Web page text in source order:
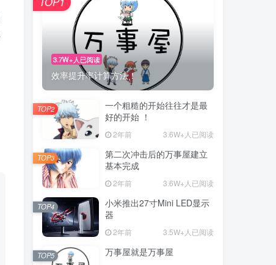
3.7W+人已阅读
效率提升率计算方法！
一个粗糙的开始往往才是最
好的开始 ！
2年前 3.6W+人已阅读
TOP2
第二次冲击后的万事屋建立
基本完成
2年前 3.6W+人已阅读
TOP3
小米推出27寸Mini LED显示
器
2年前 3.5W+人已阅读
TOP4
万事屋就是万事屋
TOP5